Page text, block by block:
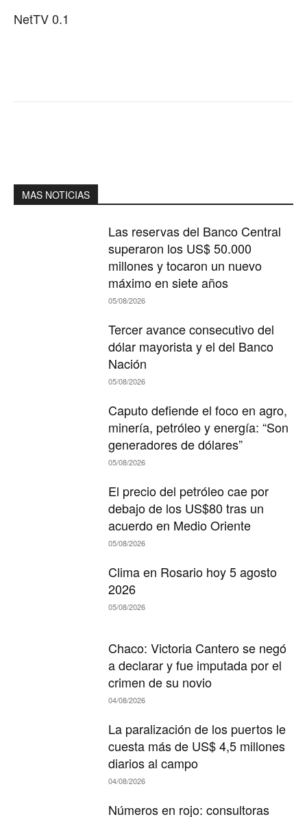
NetTV 0.1
MAS NOTICIAS
Las reservas del Banco Central
superaron los US$ 50.000
millones y tocaron un nuevo
máximo en siete años
05/08/2026
Tercer avance consecutivo del
dólar mayorista y el del Banco
Nación
05/08/2026
Caputo defiende el foco en agro,
minería, petróleo y energía: “Son
generadores de dólares”
05/08/2026
El precio del petróleo cae por
debajo de los US$80 tras un
acuerdo en Medio Oriente
05/08/2026
Clima en Rosario hoy 5 agosto
2026
05/08/2026
Chaco: Victoria Cantero se negó
a declarar y fue imputada por el
crimen de su novio
04/08/2026
La paralización de los puertos le
cuesta más de US$ 4,5 millones
diarios al campo
04/08/2026
Números en rojo: consultoras